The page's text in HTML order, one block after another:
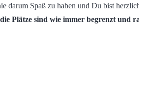
darum Spaß zu haben und Du bist herzlich
die Plätze sind wie immer begrenzt und